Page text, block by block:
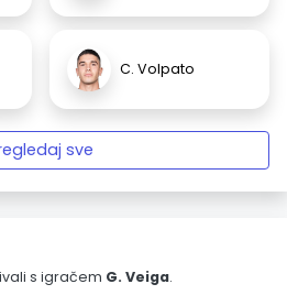
C. Volpato
sve
s igračem G. Veiga.